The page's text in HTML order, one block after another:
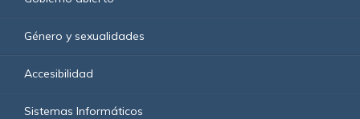
Género y sexualidades
Accesibilidad
Sistemas Informáticos